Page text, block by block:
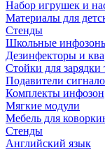
Набор игрушек и
Материалы для
Стенды
Школьные
Дезинфекторы и
Стойки для зарядки
Подавители
Комплекты инфозон
Мягкие модули
Мебель для
Стенды
Английский язык